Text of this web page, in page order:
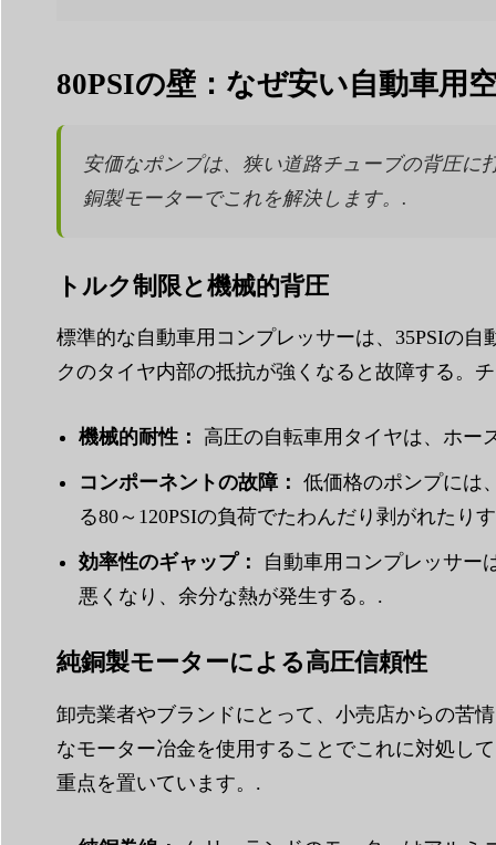
80PSIの壁：なぜ安い自動車用
安価なポンプは、狭い道路チューブの背圧に
銅製モーターでこれを解決します。.
トルク制限と機械的背圧
標準的な自動車用コンプレッサーは、35PSIの
クのタイヤ内部の抵抗が強くなると故障する。
機械的耐性： 高圧の自転車用タイヤは、ホー
コンポーネントの故障： 低価格のポンプには
る80～120PSIの負荷でたわんだり剥がれたり
効率性のギャップ：
自動車用コンプレッサー
悪くなり、余分な熱が発生する。.
純銅製モーターによる高圧信頼性
卸売業者やブランドにとって、小売店からの苦
なモーター冶金を使用することでこれに対処し
重点を置いています。.